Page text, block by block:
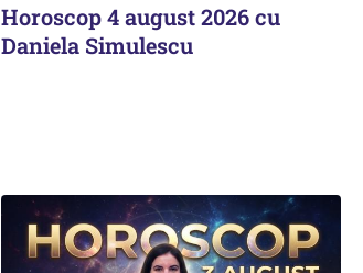
Horoscop 4 august 2026 cu
Daniela Simulescu